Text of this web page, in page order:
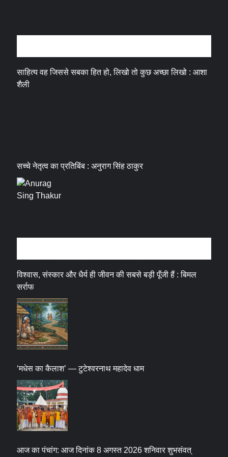
साहित्य वह जिससे सबका हित हो, लिखो तो कुछ अच्छा लिखो : आशा
शैली
सच्चे नेतृत्व का प्रतिबिंब : अनुराग सिंह ठाकुर
विश्वास, संस्कार और धैर्य ही जीवन की सबसे बड़ी पूँजी हैं : बिमल
सर्राफ
‘मधेस का कैलाश’ — टुटेश्वरनाथ महादेव धाम
आज का पंचांग: आज दिनांक 8 अगस्त 2026 शनिवार शुभसंवत्